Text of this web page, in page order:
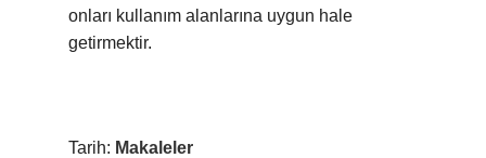
onları kullanım alanlarına uygun hale
getirmektir.
Tarih: Makaleler